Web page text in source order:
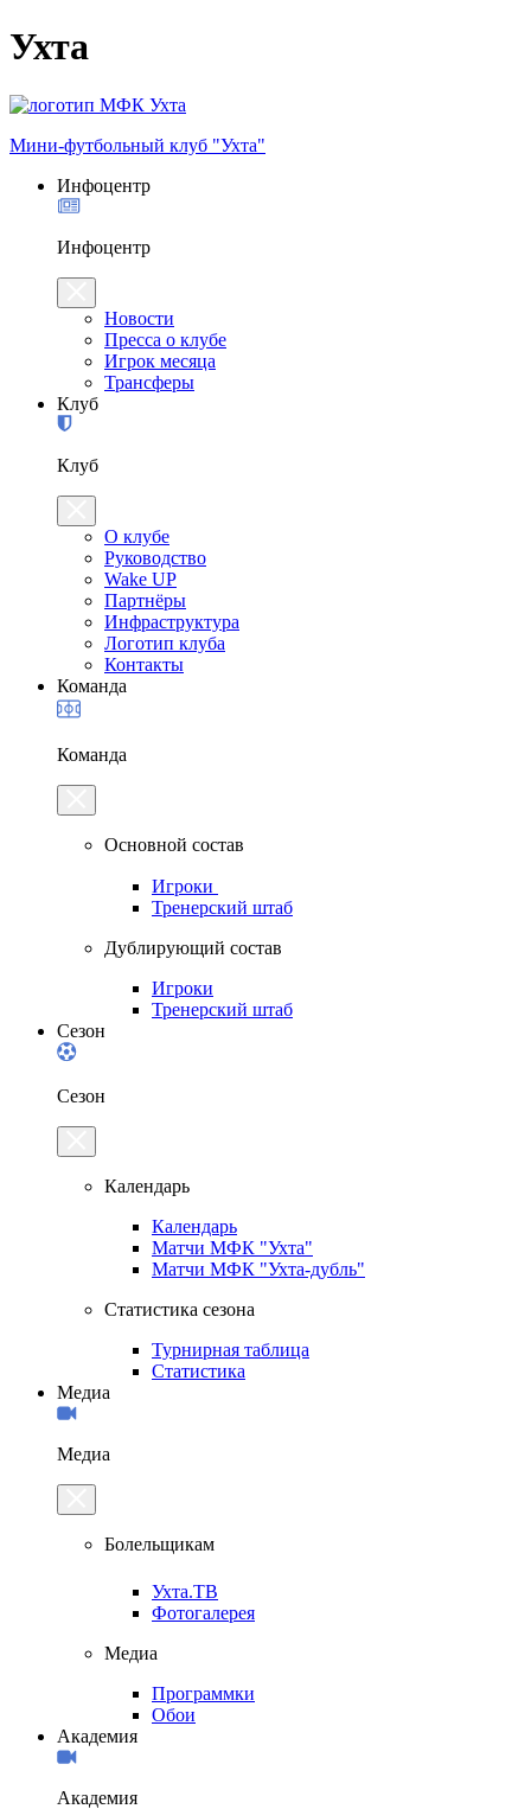
Ухта
Мини-футбольный клуб "Ухта"
Инфоцентр
Инфоцентр
Новости
Пресса о клубе
Игрок месяца
Трансферы
Клуб
Клуб
О клубе
Руководство
Wake UP
Партнёры
Инфраструктура
Логотип клуба
Контакты
Команда
Команда
Основной состав
Игроки
Тренерский штаб
Дублирующий состав
Игроки
Тренерский штаб
Сезон
Сезон
Календарь
Календарь
Матчи МФК "Ухта"
Матчи МФК "Ухта-дубль"
Статистика сезона
Турнирная таблица
Статистика
Медиа
Медиа
Болельщикам
Ухта.ТВ
Фотогалерея
Медиа
Программки
Обои
Академия
Академия